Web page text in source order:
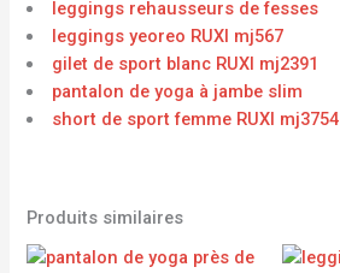
leggings rehausseurs de fesses
leggings yeoreo RUXI mj567
gilet de sport blanc RUXI mj2391
pantalon de yoga à jambe slim
short de sport femme RUXI mj3754
Produits similaires